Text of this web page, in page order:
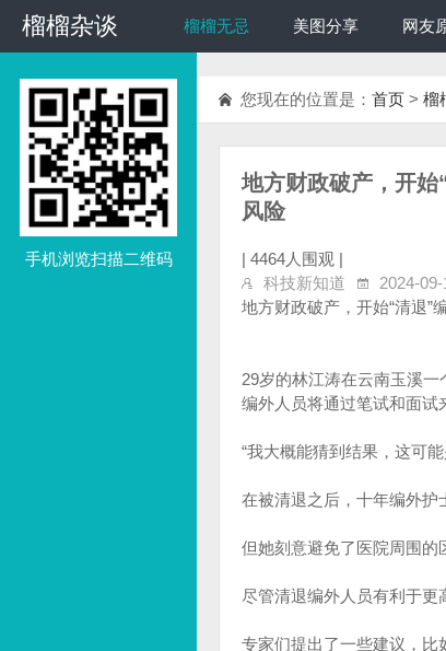
榴榴杂谈
榴榴杂谈 榴榴无忌 美图分享 网友
手机浏览扫描二维码
您现在的位置是： 首页 > 榴
地方财政破产，开
风险
| 4464人围观 |
科技新知道
2024-
地方财政破产，开始“清退”
29岁的林江涛在云南玉溪
编外人员将通过笔试和面试
“我大概能猜到结果，这可
在被清退之后，十年编外护
但她刻意避免了医院周围的
尽管清退编外人员有利于更
专家们提出了一些建议，比